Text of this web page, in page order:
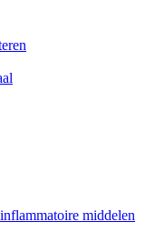
middelen